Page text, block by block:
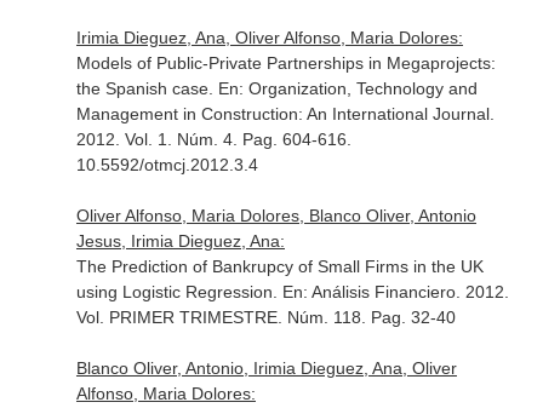
Irimia Dieguez, Ana, Oliver Alfonso, Maria Dolores:
Models of Public-Private Partnerships in Megaprojects:
the Spanish case. En: Organization, Technology and
Management in Construction: An International Journal.
2012. Vol. 1. Núm. 4. Pag. 604-616.
10.5592/otmcj.2012.3.4
Oliver Alfonso, Maria Dolores, Blanco Oliver, Antonio
Jesus, Irimia Dieguez, Ana:
The Prediction of Bankrupcy of Small Firms in the UK
using Logistic Regression. En: Análisis Financiero. 2012.
Vol. PRIMER TRIMESTRE. Núm. 118. Pag. 32-40
Blanco Oliver, Antonio, Irimia Dieguez, Ana, Oliver
Alfonso, Maria Dolores: